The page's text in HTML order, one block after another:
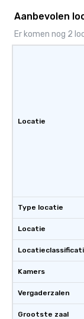
Aanbevolen
Er komen nog 2
Locatie
Type locatie
Locatie
Kamers
Vergaderzalen
Grootste zaal